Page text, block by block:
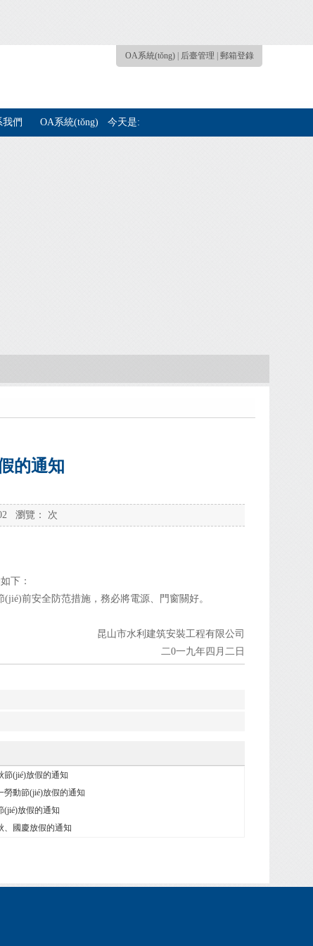
OA系統(tǒng)| 后臺管理 郵箱登錄
們 OA系統(tǒng) 今天是:
的通知
瀏覽： 次
下：
安全防范措施，務必將電源、門窗關好。
昆山市水利建筑安裝工程有限公司
二0一九年四月二日
節(jié)放假的通知
勞動節(jié)放假的通知
(jié)放假的通知
、國慶放假的通知